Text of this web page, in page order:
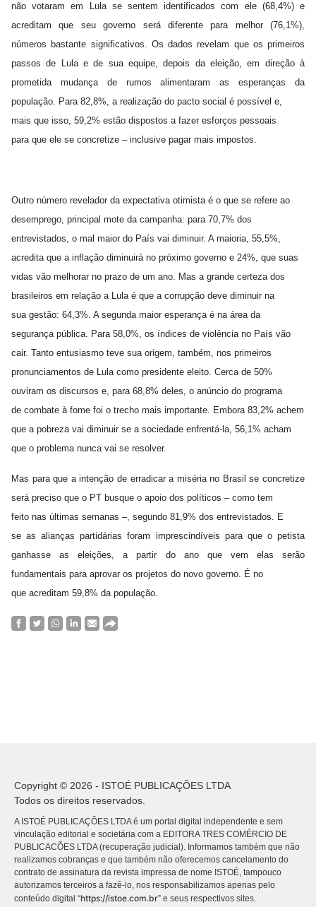
não votaram em Lula se sentem identificados com ele (68,4%) e
acreditam que seu governo será diferente para melhor (76,1%),
números bastante significativos. Os dados revelam que os primeiros
passos de Lula e de sua equipe, depois da eleição, em direção à
prometida mudança de rumos alimentaram as esperanças da
população. Para 82,8%, a realização do pacto social é possível e,
mais que isso, 59,2% estão dispostos a fazer esforços pessoais
para que ele se concretize – inclusive pagar mais impostos.
Outro número revelador da expectativa otimista é o que se refere ao
desemprego, principal mote da campanha: para 70,7% dos
entrevistados, o mal maior do País vai diminuir. A maioria, 55,5%,
acredita que a inflação diminuirá no próximo governo e 24%, que suas
vidas vão melhorar no prazo de um ano. Mas a grande certeza dos
brasileiros em relação a Lula é que a corrupção deve diminuir na
sua gestão: 64,3%. A segunda maior esperança é na área da
segurança pública. Para 58,0%, os índices de violência no País vão
cair. Tanto entusiasmo teve sua origem, também, nos primeiros
pronunciamentos de Lula como presidente eleito. Cerca de 50%
ouviram os discursos e, para 68,8% deles, o anúncio do programa
de combate à fome foi o trecho mais importante. Embora 83,2% achem
que a pobreza vai diminuir se a sociedade enfrentá-la, 56,1% acham
que o problema nunca vai se resolver.
Mas para que a intenção de erradicar a miséria no Brasil se concretize
será preciso que o PT busque o apoio dos políticos – como tem
feito nas últimas semanas –, segundo 81,9% dos entrevistados. E
se as alianças partidárias foram imprescindíveis para que o petista
ganhasse as eleições, a partir do ano que vem elas serão
fundamentais para aprovar os projetos do novo governo. É no
que acreditam 59,8% da população.
Copyright © 2026 - ISTOÉ PUBLICAÇÕES LTDA
Todos os direitos reservados.
A ISTOÉ PUBLICAÇÕES LTDA é um portal digital independente e sem
vinculação editorial e societária com a EDITORA TRES COMÉRCIO DE
PUBLICACÕES LTDA (recuperação judicial). Informamos também que não
realizamos cobranças e que também não oferecemos cancelamento do
contrato de assinatura da revista impressa de nome ISTOÉ, tampouco
autorizamos terceiros a fazê-lo, nos responsabilizamos apenas pelo
conteúdo digital “https://istoe.com.br” e seus respectivos sites.